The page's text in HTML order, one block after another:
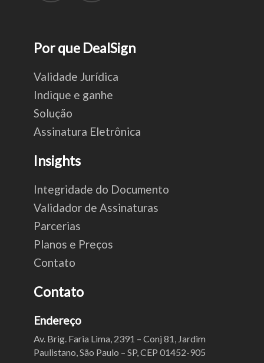
Por que DealSign
Validade Jurídica
Indique e ganhe
Solução
Assinatura Eletrônica
Insights
Integridade do Documento
Validador de Assinaturas
Parcerias
Planos e Preços
Contato
Contato
Endereço
Av. Brig. Faria Lima, 2391 – Conj 81, Jardim
Paulistano, São Paulo – SP, CEP 01452-905